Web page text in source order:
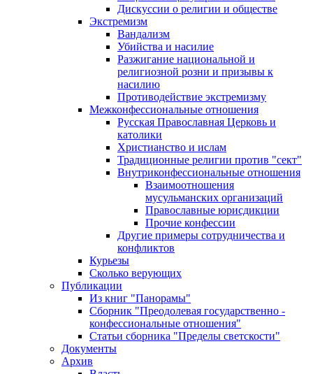
Дискуссии о религии и обществе
Экстремизм
Вандализм
Убийства и насилие
Разжигание национальной и
религиозной розни и призывы к
насилию
Противодействие экстремизму
Межконфессиональные отношения
Русская Православная Церковь и
католики
Христианство и ислам
Традиционные религии против "сект"
Внутриконфессиональные отношения
Взаимоотношения
мусульманских организаций
Православные юрисдикции
Прочие конфессии
Другие примеры сотрудничества и
конфликтов
Курьезы
Сколько верующих
Публикации
Из книг "Панорамы"
Сборник "Преодолевая государственно -
конфессиональные отношения"
Статьи сборника "Пределы светскости"
Документы
Архив